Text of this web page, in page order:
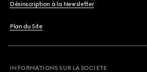
Désinscription à la Newsletter
Plan du Site
INFORMATIONS SUR LA SOCIETE